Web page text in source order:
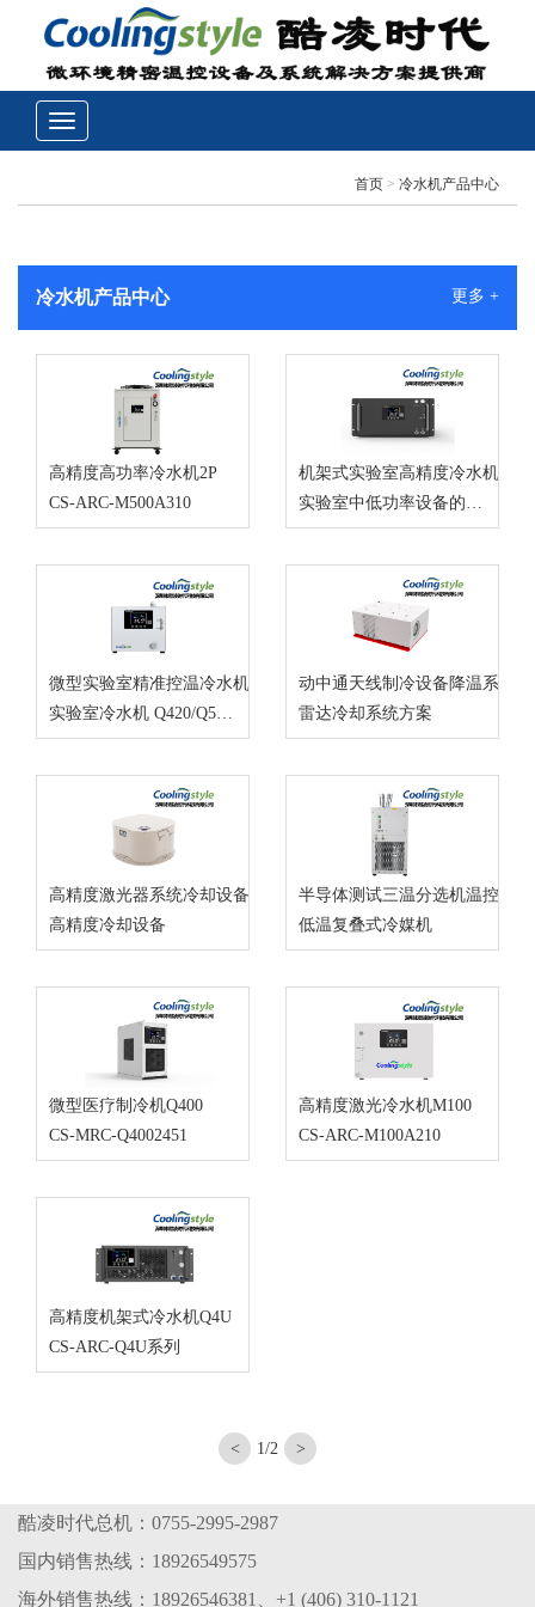
首页 > 冷水机产品中心
冷水机产品中心 更多 +
高精度高功率冷水机2P
CS-ARC-M500A310
机架式实验室高精度冷水机 Q5U
实验室中低功率设备的专业冷却方案
微型实验室精准控温冷水机 Q580
实验室冷水机 Q420/Q580 系列
动中通天线制冷设备降温系统
雷达冷却系统方案
高精度激光器系统冷却设备解决方案
高精度冷却设备
半导体测试三温分选机温控设备
低温复叠式冷媒机
微型医疗制冷机Q400
CS-MRC-Q4002451
高精度激光冷水机M100
CS-ARC-M100A210
高精度机架式冷水机Q4U
CS-ARC-Q4U系列
1/2
酷凌时代总机：0755-2995-2987
国内销售热线：18926549575
海外销售热线：18926546381、+1 (406) 310-1121